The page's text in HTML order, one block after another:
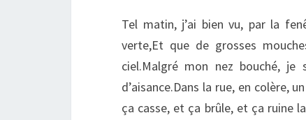
Tel matin, j’ai bien vu, par la
verte,Et que de grosses
ciel.Malgré mon nez bouché, je
d’aisance.Dans la rue, en colère,
ça casse, et ça brûle, et ça ruine